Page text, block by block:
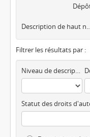
Description
Filtrer les résultats par :
Niveau de description
Statut des droits